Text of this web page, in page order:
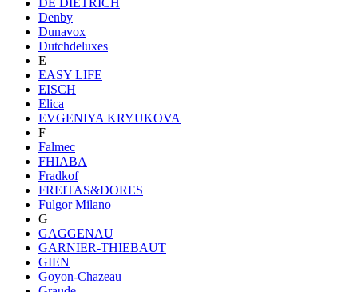
Denby
Dunavox
Dutchdeluxes
E
EASY LIFE
EISCH
Elica
EVGENIYA KRYUKOVA
F
Falmec
FHIABA
Fradkof
FREITAS&DORES
Fulgor Milano
G
GAGGENAU
GARNIER-THIEBAUT
GIEN
Goyon-Chazeau